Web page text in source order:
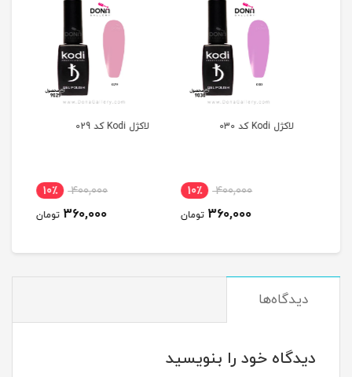
لاکژل Kodi کد 030
400,000 10٪
360,000 تومان
لاکژل Kodi کد 029
400,000 10٪
360,000 تومان
دیدگاه‌ها
دیدگاه خود را بنویسید